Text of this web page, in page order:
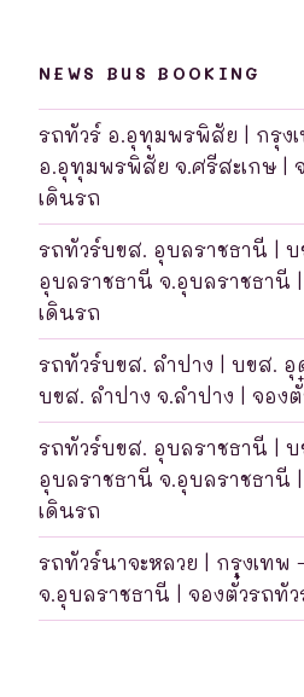
NEWS BUS BOOKING
รถทัวร์ อ.อุทุมพรพิสัย | กรุง
อ.อุทุมพรพิสัย จ.ศรีสะเกษ |
เดินรถ
รถทัวร์บขส. อุบลราชธานี |
อุบลราชธานี จ.อุบลราชธานี
เดินรถ
รถทัวร์บขส. ลำปาง | บขส.
บขส. ลำปาง จ.ลำปาง | จอง
รถทัวร์บขส. อุบลราชธานี |
อุบลราชธานี จ.อุบลราชธานี
เดินรถ
รถทัวร์นาจะหลวย | กรุงเทพ
จ.อุบลราชธานี | จองตั๋วรถทัว